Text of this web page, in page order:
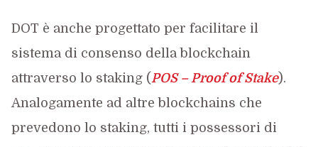
DOT è anche progettato per facilitare il
sistema di consenso della blockchain
attraverso lo staking (POS – Proof of Stake).
Analogamente ad altre blockchains che
prevedono lo staking, tutti i possessori di